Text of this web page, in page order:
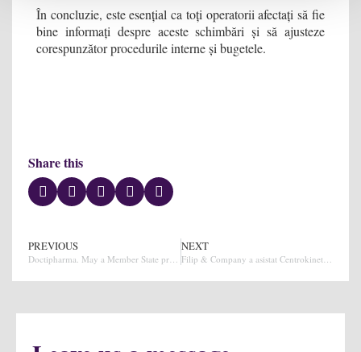
În concluzie, este esențial ca toți operatorii afectați să fie
bine informați despre aceste schimbări și să ajusteze
corespunzător procedurile interne și bugetele.
Share this
PREVIOUS
Doctipharma. May a Member State prohibit a service linking pharmacists and customers for the sale of medicines online? CJEU analysis
NEXT
Filip & Company a asistat Centrokinetic, în parteneriat cu Agista, în achiziția pachetului majoritar de părți sociale ale clinicii Socrates din Timișoara